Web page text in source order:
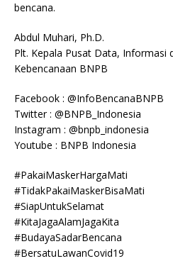
bencana.
Abdul Muhari, Ph.D.
Plt. Kepala Pusat Data, Informasi
Kebencanaan BNPB
Facebook : @InfoBencanaBNPB
Twitter : @BNPB_Indonesia
Instagram : @bnpb_indonesia
Youtube : BNPB Indonesia
#PakaiMaskerHargaMati
#TidakPakaiMaskerBisaMati
#SiapUntukSelamat
#KitaJagaAlamJagaKita
#BudayaSadarBencana
#BersatuLawanCovid19